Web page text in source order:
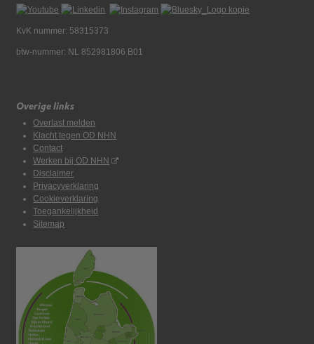
KvK nummer: 58315373
btw-nummer: NL 852981806 B01
Overige links
Overlast melden
Klacht tegen OD NHN
Contact
Werken bij OD NHN
Disclaimer
Privacyverklaring
Cookieverklaring
Toegankelijkheid
Sitemap